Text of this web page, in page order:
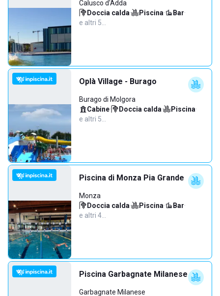
Calusco d'Adda
Doccia calda· Piscina· Bar·
e altri 5…
Oplà Village - Burago
Burago di Molgora
Cabine· Doccia calda· Piscina·
e altri 5…
Piscina di Monza Pia Grande
Monza
Doccia calda· Piscina· Bar·
e altri 4…
Piscina Garbagnate Milanese
Garbagnate Milanese